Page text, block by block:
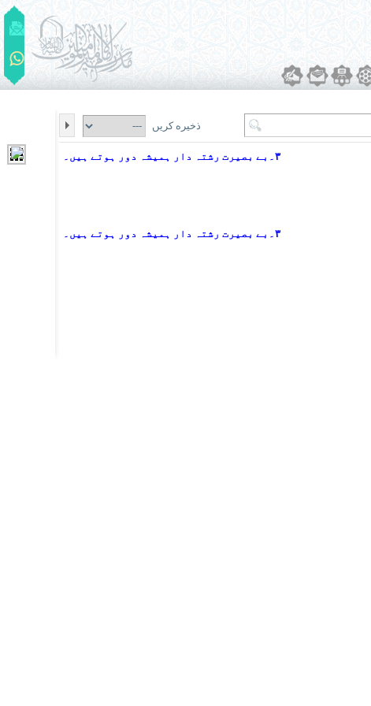
ذخیره کریں
۳۔بے بصیرت رشتہ دار ہمیشہ دور ہوتے ہیں۔
۳۔بے بصیرت رشتہ دار ہمیشہ دور ہوتے ہیں۔